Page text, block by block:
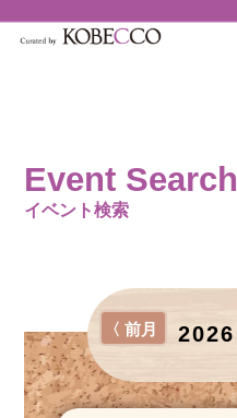
Event Search
イベント検索
2026
〈 前月